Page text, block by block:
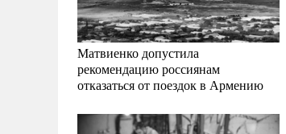
Матвиенко допустила
рекомендацию россиянам
отказаться от поездок в Армению